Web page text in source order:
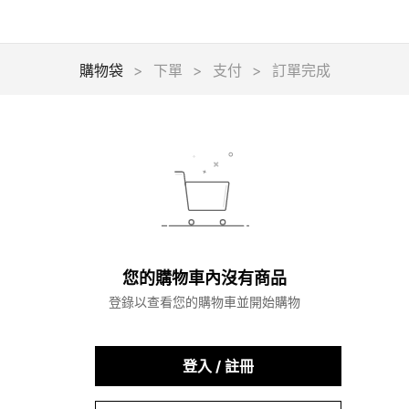
購物袋 > 下單 > 支付 > 訂單完成
您的購物車內沒有商品
登錄以查看您的購物車並開始購物
登入 / 註冊